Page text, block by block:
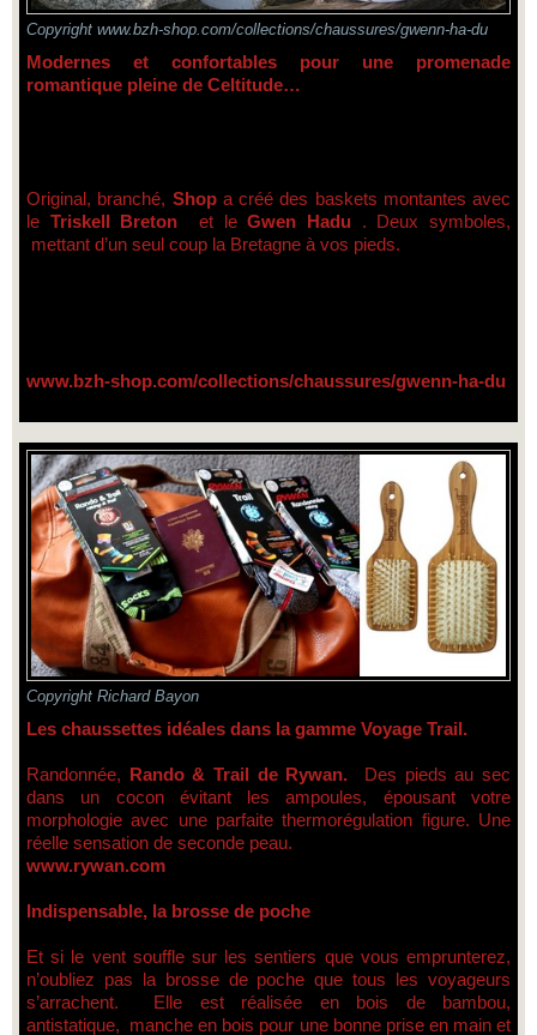
Copyright www.bzh-shop.com/collections/chaussures/gwenn-ha-du
Modernes et confortables pour une promenade
romantique pleine de Celtitude…
Original, branché, Shopa créé des baskets montantes avec
le Triskell Breton et leGwen Hadu . Deux symboles,
mettant d’un seul coup la Bretagne à vos pieds.
www.bzh-shop.com/collections/chaussures/gwenn-ha-du
Copyright Richard Bayon
Les chaussettes idéales dans la gamme Voyage Trail.
Randonnée, Rando & Trail de Rywan. Des pieds au sec
dans un cocon évitant les ampoules, épousant votre
morphologie avec une parfaite thermorégulation figure. Une
réelle sensation de seconde peau.
www.rywan.com
Indispensable, la brosse de poche
Et si le vent souffle sur les sentiers que vous emprunterez,
n’oubliez pas la brosse de poche que tous les voyageurs
s’arrachent. Elle est réalisée en bois de bambou,
antistatique, manche en bois pour une bonne prise en main et